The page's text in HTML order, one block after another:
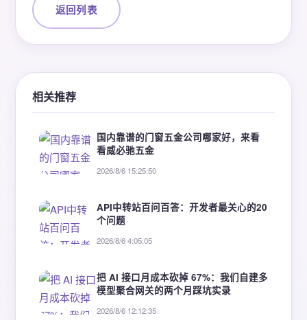
返回列表
相关推荐
国内靠谱的门窗五金公司哪家好，来看
看威必驰五金
2026/8/6 15:25:50
API中转站百问百答：开发者最关心的20
个问题
2026/8/6 4:05:05
把 AI 接口月成本砍掉 67%：我们自建多
模型聚合网关的两个月踩坑实录
2026/8/6 12:12:35